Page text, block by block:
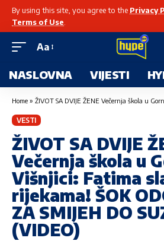
By using this site, you agree to the Privacy
Terms of Use
Aa
NASLOVNA VIJESTI
Home » ŽIVOT SA DVIJE ŽENE Večernja škola u Gornjoj Višnjici: Fatima slaba sa
VESTI
ŽIVOT SA DVIJE
Večernja škola u
Višnjici: Fatima
rijekama! ŠOK
ZA SMIJEH DO
(VIDEO)